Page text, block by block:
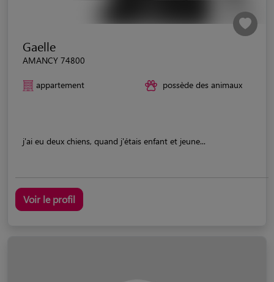
Gaelle
AMANCY 74800
appartement possède des animaux
j'ai eu deux chiens, quand j'étais enfant et jeune...
Voir le profil